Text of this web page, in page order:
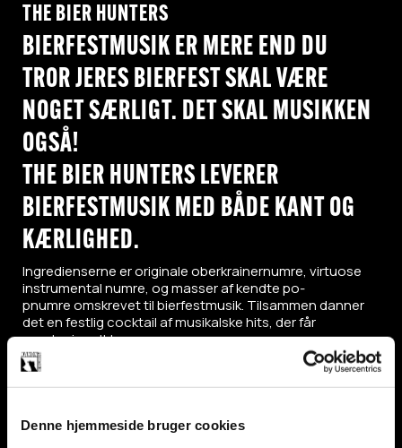
Denne hjemmeside bruger cookies
THE BIER HUNTERS
BIERFESTMUSIK ER MERE END DU
TROR JERES BIERFEST SKAL VÆRE
NOGET SÆRLIGT. DET SKAL MUSIKKEN
OGSÅ!
THE BIER HUNTERS LEVERER
BIERFESTMUSIK MED BÅDE KANT OG
KÆRLIGHED.
Ingredienserne er originale oberkrainernumre, virtuose
instrumental numre, og masser af kendte po-
pnumre omskrevet til bierfestmusik. Tilsammen danner
det en festlig cocktail af musikalske hits, der får
gæster i godt humør.
Alt fra Rasmus Seebach over Birthe Kjær til Meghan
Trainor er med stor ekspertise og respekt for originalen,
blevet omskrevet til bierfestmusik, og med The Bier
popfan begejstret. Det hele leveres med nerve og energi,